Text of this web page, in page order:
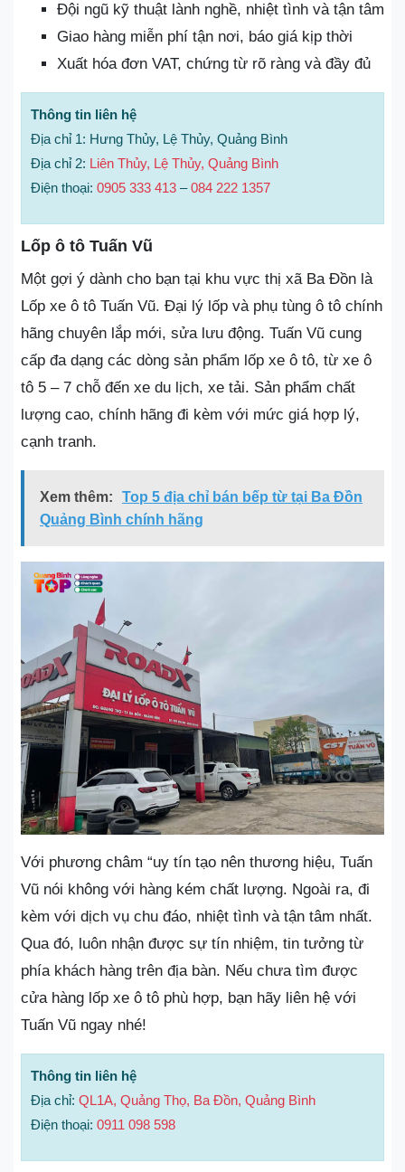
Đội ngũ kỹ thuật lành nghề, nhiệt tình và tận tâm
Giao hàng miễn phí tận nơi, báo giá kịp thời
Xuất hóa đơn VAT, chứng từ rõ ràng và đầy đủ
Thông tin liên hệ
Địa chỉ 1: Hưng Thủy, Lệ Thủy, Quảng Bình
Địa chỉ 2: Liên Thủy, Lệ Thủy, Quảng Bình
Điện thoại: 0905 333 413 –084 222 1357
Lốp ô tô Tuấn Vũ
Một gợi ý dành cho bạn tại khu vực thị xã Ba Đồn là
Lốp xe ô tô Tuấn Vũ. Đại lý lốp và phụ tùng ô tô chính
hãng chuyên lắp mới, sửa lưu động. Tuấn Vũ cung
cấp đa dạng các dòng sản phẩm lốp xe ô tô, từ xe ô
tô 5 – 7 chỗ đến xe du lịch, xe tải. Sản phẩm chất
lượng cao, chính hãng đi kèm với mức giá hợp lý,
cạnh tranh.
Xem thêm:
Top 5 địa chỉ bán bếp từ tại Ba Đồn
Quảng Bình chính hãng
Với phương châm “uy tín tạo nên thương hiệu, Tuấn
Vũ nói không với hàng kém chất lượng. Ngoài ra, đi
kèm với dịch vụ chu đáo, nhiệt tình và tận tâm nhất.
Qua đó, luôn nhận được sự tín nhiệm, tin tưởng từ
phía khách hàng trên địa bàn. Nếu chưa tìm được
cửa hàng lốp xe ô tô phù hợp, bạn hãy liên hệ với
Tuấn Vũ ngay nhé!
Thông tin liên hệ
Địa chỉ: QL1A, Quảng Thọ, Ba Đồn, Quảng Bình
Điện thoại: 0911 098 598